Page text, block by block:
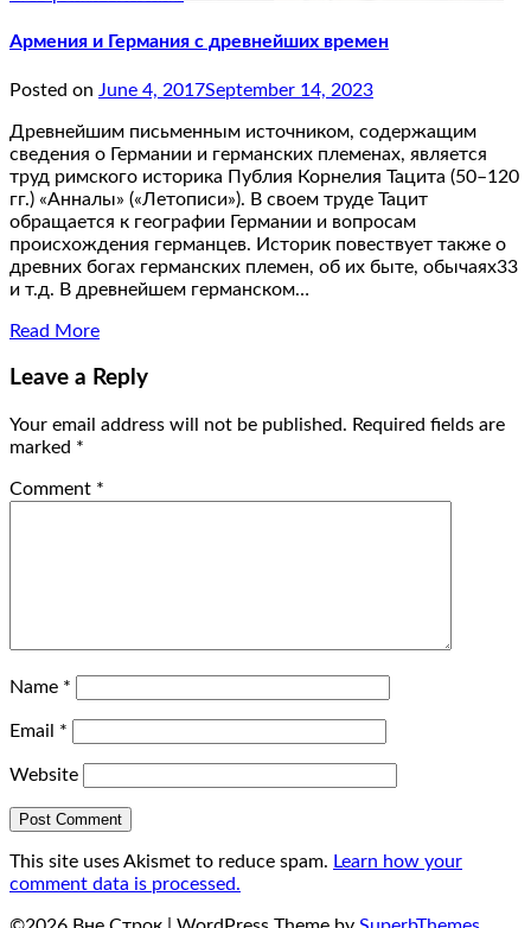
Армения и Германия с древнейших времен
Posted on June 4, 2017September 14, 2023
Древнейшим письменным источником, содержащим
сведения о Германии и германскиx племенаx, является
труд римского историка Публия Корнелия Тацита (50–120
гг.) «Анналы» («Летописи»). В своем труде Тацит
обращается к географии Германии и вопросам
происxождения германцев. Историк повествует также о
древних богах германскиx племен, об их быте, обычаях33
и т.д. В древнейшем германском…
Read More
Leave a Reply
Your email address will not be published. Required fields are
marked *
Comment *
Name *
Email *
Website
This site uses Akismet to reduce spam. Learn how your
comment data is processed.